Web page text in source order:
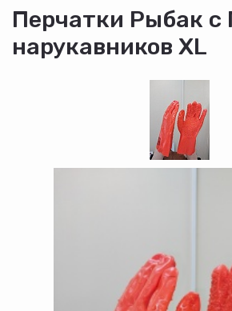
Перчатки Рыбак с
нарукавников XL